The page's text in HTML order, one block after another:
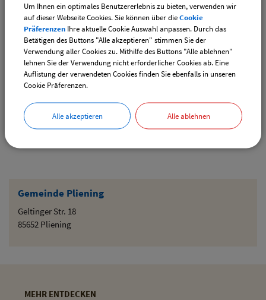
Gemeinde Pliening
Geltinger Str. 18
85652 Pliening
Downloads
Den gewählten Termin als VCS-Kalenderdatei
downloaden
Den gewählten Termin als iCal-Kalenderdatei
downloaden
MEHR ENTDECKEN
Um Ihnen ein optimales Benutzererlebnis zu bieten, verwenden wir
auf dieser Webseite Cookies. Sie können über dieCookie
Präferenzen Ihre aktuelle Cookie Auswahl anpassen. Durch das
Betätigen des Buttons "Alle akzeptieren" stimmen Sie der
Verwendung aller Cookies zu. Mithilfe des Buttons "Alle ablehnen"
lehnen Sie der Verwendung nicht erforderlicher Cookies ab. Eine
Auflistung der verwendeten Cookies finden Sie ebenfalls in unseren
Cookie Präferenzen.
Alle akzeptieren Alle ablehnen